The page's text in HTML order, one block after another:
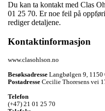
Du kan ta kontakt med Clas
01 25 70. Er noe feil på
rediger detaljene.
Kontaktinformasjon
www.clasohlson.no
Besøksadresse Langbølgen 9 1150
Postadresse Cecilie Thoresens vei
Telefon
(+47) 21 01 25 70